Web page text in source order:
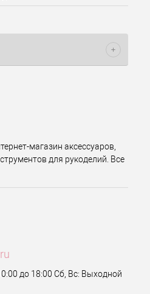
магазин аксессуаров,
для рукоделий. Все
до 18:00 Сб, Вс: Выходной